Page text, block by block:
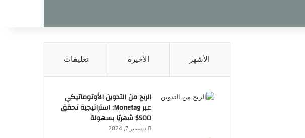
الأشهر الأخيرة تعليقات
الربح من التدوين الأوتوماتيكي
عبر Monetag: استراتيجية تحقق
500$ شهريًا بسهولة
ديسمبر 7, 2024